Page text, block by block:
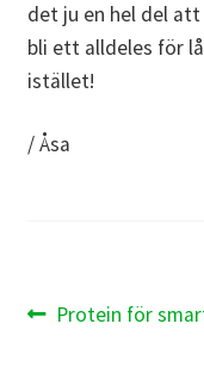
det ju en hel del
bli ett alldeles för
istället!
/ Åsa
Föregående
Protein för